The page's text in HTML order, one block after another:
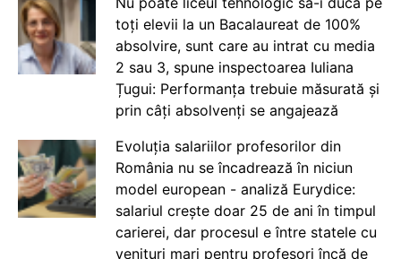
toți elevii la un Bacalaureat de 100%
absolvire, sunt care au intrat cu media
2 sau 3, spune inspectoarea Iuliana
Țugui: Performanța trebuie măsurată și
prin câți absolvenți se angajează
Evoluția salariilor profesorilor din
România nu se încadrează în niciun
model european - analiză Eurydice:
salariul crește doar 25 de ani în timpul
carierei, dar procesul e între statele cu
venituri mari pentru profesori încă de